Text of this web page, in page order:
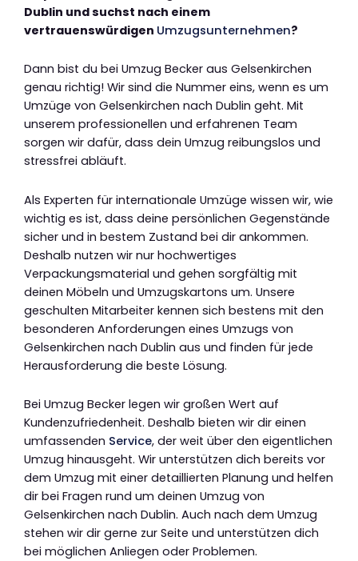
Dublin und suchst nach einem
vertrauenswürdigen Umzugsunternehmen?
Dann bist du bei Umzug Becker aus Gelsenkirchen
genau richtig! Wir sind die Nummer eins, wenn es um
Umzüge von Gelsenkirchen nach Dublin geht. Mit
unserem professionellen und erfahrenen Team
sorgen wir dafür, dass dein Umzug reibungslos und
stressfrei abläuft.
Als Experten für internationale Umzüge wissen wir, wie
wichtig es ist, dass deine persönlichen Gegenstände
sicher und in bestem Zustand bei dir ankommen.
Deshalb nutzen wir nur hochwertiges
Verpackungsmaterial und gehen sorgfältig mit
deinen Möbeln und Umzugskartons um. Unsere
geschulten Mitarbeiter kennen sich bestens mit den
besonderen Anforderungen eines Umzugs von
Gelsenkirchen nach Dublin aus und finden für jede
Herausforderung die beste Lösung.
Bei Umzug Becker legen wir großen Wert auf
Kundenzufriedenheit. Deshalb bieten wir dir einen
umfassenden Service, der weit über den eigentlichen
Umzug hinausgeht. Wir unterstützen dich bereits vor
dem Umzug mit einer detaillierten Planung und helfen
dir bei Fragen rund um deinen Umzug von
Gelsenkirchen nach Dublin. Auch nach dem Umzug
stehen wir dir gerne zur Seite und unterstützen dich
bei möglichen Anliegen oder Problemen.